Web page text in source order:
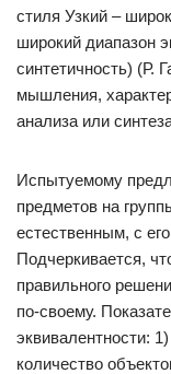
стиля Узкий –
широкий диапазон
синтетичность) (Р.
мышления,
анализа или
Испытуемому
предметов на
естественным, с
Подчеркивается,
правильного
по-своему.
эквивалентности:
количество